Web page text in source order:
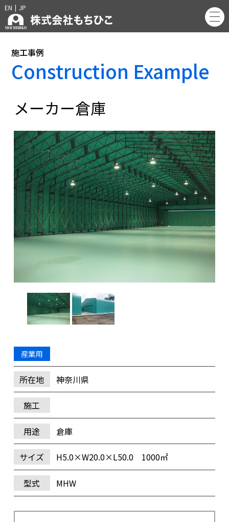
EN | JP
施工事例
Construction Example
メーカー倉庫
産業用
所在地 神奈川県
施工
用途 倉庫
サイズ H5.0×W20.0×L50.0 1000㎡
型式 MHW